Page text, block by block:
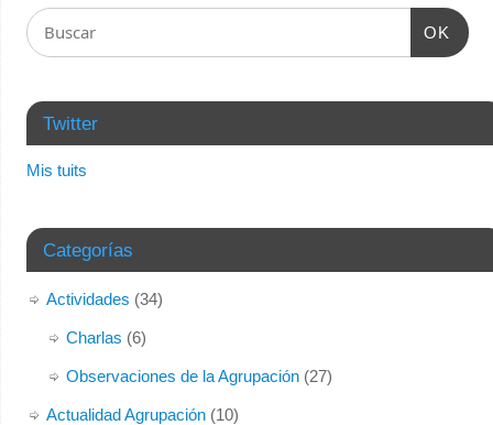
OK
Twitter
Mis tuits
Categorías
Actividades (34)
Charlas (6)
Observaciones de la Agrupación(27)
Actualidad Agrupación(10)